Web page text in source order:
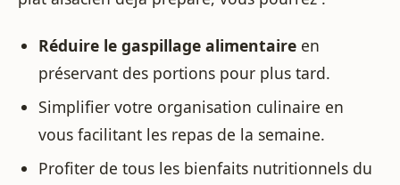
Réduire le gaspillage alimentaireen
préservant des portions pour plus tard.
Simplifier votre organisation culinaire en
vous facilitant les repas de la semaine.
Profiter de tous les bienfaits nutritionnels du